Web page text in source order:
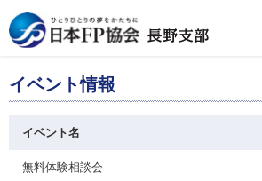
イベント情報
イベント名
無料体験相談会